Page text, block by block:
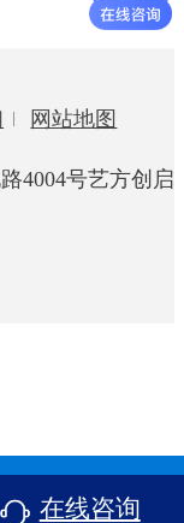
网站地图
4004号艺方创启
在线咨询